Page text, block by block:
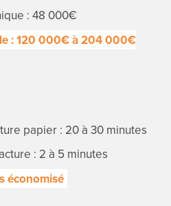
: 48 000€
: 120 000€ à 204 000€
papier : 20 à 30 minutes
: 2 à 5 minutes
économisé